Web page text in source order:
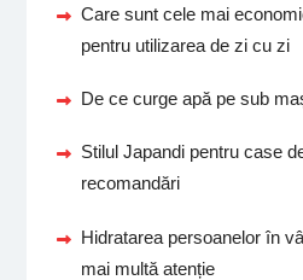
Care sunt cele mai
pentru utilizarea de zi cu zi
De ce curge apă pe sub
Stilul Japandi pentru case
recomandări
Hidratarea persoanelor în
mai multă atenție